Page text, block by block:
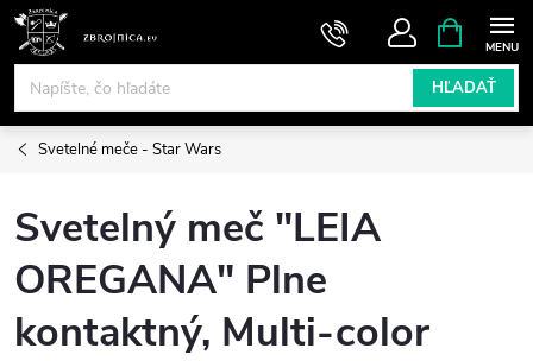
Prejsť
obsah
HĽADAŤ
KOŠÍK
Svetelné meče - Star Wars
Svetelný meč "LEIA
OREGANA" Plne
kontaktný, Multi-color